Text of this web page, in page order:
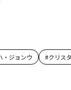
・ジョンウ #クリス